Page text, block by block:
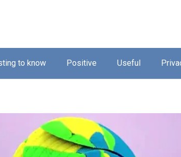
to know Positive Useful